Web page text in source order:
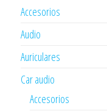
Accesorios
Audio
Auriculares
Car audio
Accesorios